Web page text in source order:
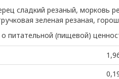
сладкий резаный, морковь
зеленая резаная,
питательной (пищевой)